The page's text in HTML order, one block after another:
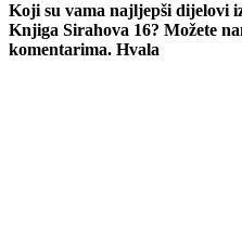
Koji su vama najljepši dijelovi
Knjiga Sirahova 16? Možete
komentarima. Hvala